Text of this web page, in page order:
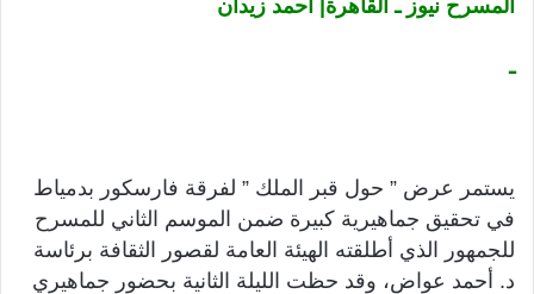
المسرح نيوز ـ القاهرة| أحمد زيدان
ـ
يستمر عرض ” حول قبر الملك ” لفرقة فارسكور بدمياط
في تحقيق جماهيرية كبيرة ضمن الموسم الثاني للمسرح
للجمهور الذي أطلقته الهيئة العامة لقصور الثقافة برئاسة
د. أحمد عواض، وقد حظت الليلة الثانية بحضور جماهيري